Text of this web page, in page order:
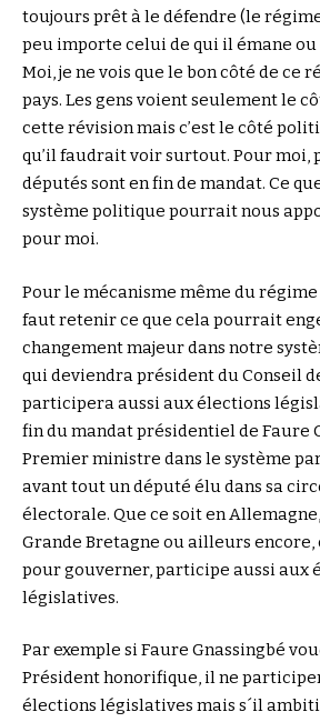
toujours prêt à le défendre (le
peu importe celui de qui il émane ou
Moi, je ne vois que le bon côté de ce
pays. Les gens voient seulement le
cette révision mais c’est le côté
qu’il faudrait voir surtout. Pour moi,
députés sont en fin de mandat. Ce
système politique pourrait nous
pour moi.
Pour le mécanisme même du
faut retenir ce que cela pourrait
changement majeur dans notre
qui deviendra président du Conseil
participera aussi aux élections
fin du mandat présidentiel de Faure
Premier ministre dans le système
avant tout un député élu dans sa
électorale. Que ce soit en
Grande Bretagne ou ailleurs encore,
pour gouverner, participe aussi aux
législatives.
Par exemple si Faure Gnassingbé
Président honorifique, il ne
élections législatives mais s´il